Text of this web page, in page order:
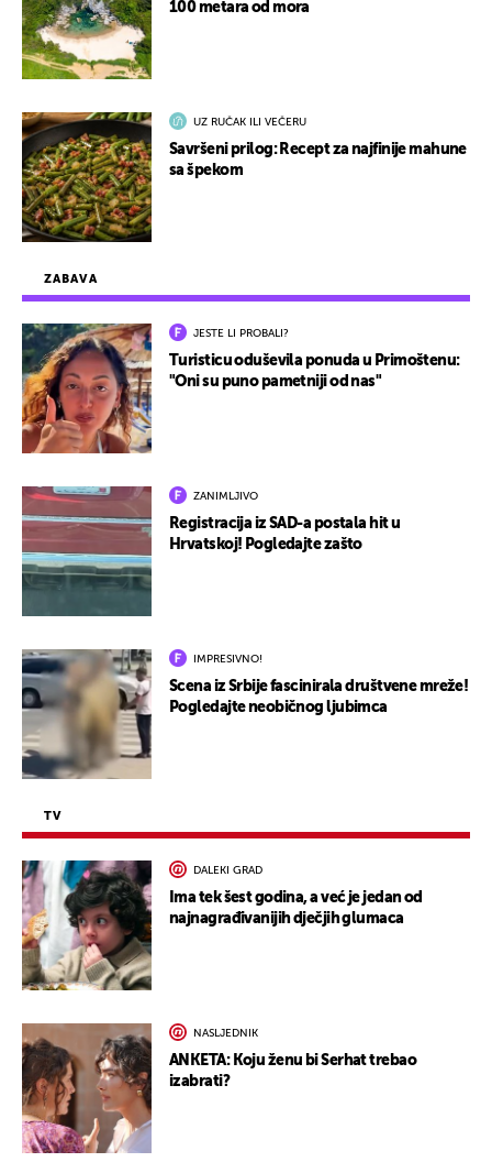
ZABAVA
JESTE LI PROBALI?
Turisticu oduševila ponuda u Primoštenu:
"Oni su puno pametniji od nas"
ZANIMLJIVO
Registracija iz SAD-a postala hit u
Hrvatskoj! Pogledajte zašto
IMPRESIVNO!
Scena iz Srbije fascinirala društvene mreže!
Pogledajte neobičnog ljubimca
TV
DALEKI GRAD
Ima tek šest godina, a već je jedan od
najnagrađivanijih dječjih glumaca
NASLJEDNIK
ANKETA: Koju ženu bi Serhat trebao
izabrati?
100 metara od mora
UZ RUČAK ILI VEČERU
Savršeni prilog: Recept za najfinije mahune
sa špekom